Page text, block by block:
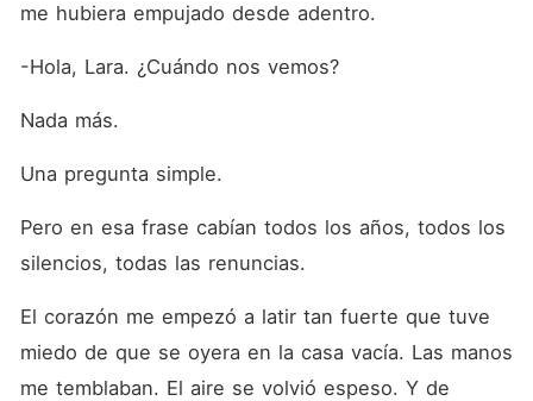
me hubiera empujado desde adentro.
-Hola, Lara. ¿Cuándo nos vemos?
Nada más.
Una pregunta simple.
Pero en esa frase cabían todos los años, todos los
silencios, todas las renuncias.
El corazón me empezó a latir tan fuerte que tuve
miedo de que se oyera en la casa vacía. Las manos
me temblaban. El aire se volvió espeso. Y de